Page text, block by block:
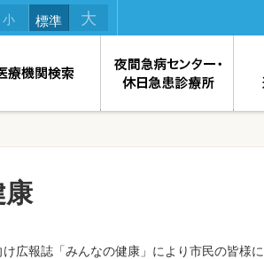
小 標準 大
康
広報誌「みんなの健康」により市民の皆様